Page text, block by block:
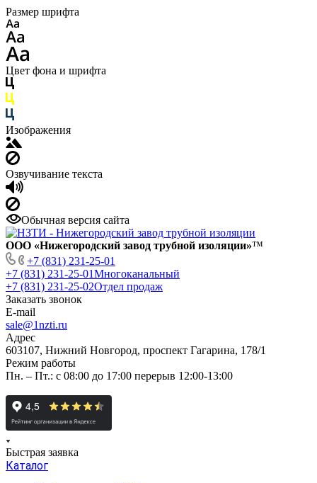
Размер шрифта
Цвет фона и шрифта
Изображения
Озвучивание текста
Обычная версия сайта
ООО «Нижегородский завод трубной изоляции»™
+7 (831) 231-25-01
+7 (831) 231-25-01Многоканальный
+7 (831) 231-25-02Отдел продаж
Заказать звонок
E-mail
sale@1nzti.ru
Адрес
603107, Нижний Новгород, проспект Гагарина, 178/1
Режим работы
Пн. – Пт.: с 08:00 до 17:00 перерыв 12:00-13:00
Быстрая заявка
Каталог